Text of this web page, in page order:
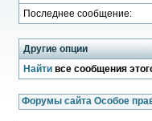
Последнее сообщение:
Другие опции
Найтивсе сообщения
Форумы сайта Особое